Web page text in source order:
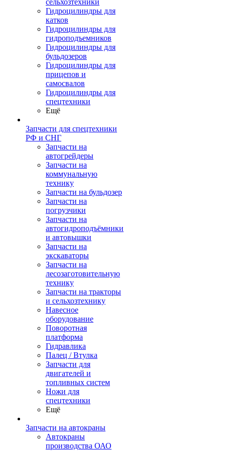
сельхозтехники
Гидроцилиндры для
катков
Гидроцилиндры для
гидроподъемников
Гидроцилиндры для
бульдозеров
Гидроцилиндры для
прицепов и
самосвалов
Гидроцилиндры для
спецтехники
Ещё
Запчасти для спецтехники
РФ и СНГ
Запчасти на
автогрейдеры
Запчасти на
коммунальную
технику
Запчасти на бульдозер
Запчасти на
погрузчики
Запчасти на
автогидроподъёмники
и автовышки
Запчасти на
экскаваторы
Запчасти на
лесозаготовительную
технику
Запчасти на тракторы
и сельхозтехнику
Навесное
оборудование
Поворотная
платформа
Гидравлика
Палец / Втулка
Запчасти для
двигателей и
топливных систем
Ножи для
спецтехники
Ещё
Запчасти на автокраны
Автокраны
производства ОАО